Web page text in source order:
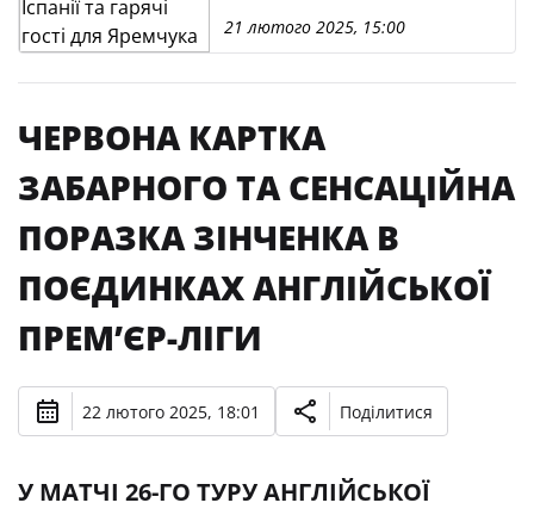
21 лютого 2025, 15:00
ЧЕРВОНА КАРТКА
ЗАБАРНОГО ТА СЕНСАЦІЙНА
ПОРАЗКА ЗІНЧЕНКА В
ПОЄДИНКАХ АНГЛІЙСЬКОЇ
ПРЕМ’ЄР-ЛІГИ
22 лютого 2025, 18:01 Поділитися
У МАТЧІ 26-ГО ТУРУ АНГЛІЙСЬКОЇ